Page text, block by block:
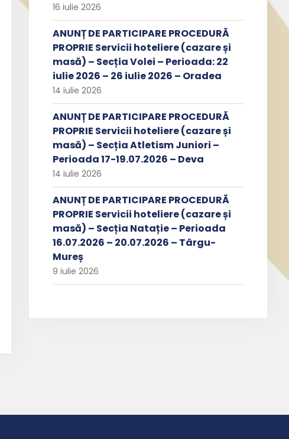
16 iulie 2026
ANUNȚ DE PARTICIPARE PROCEDURĂ
PROPRIE Servicii hoteliere (cazare și
masă) – Secția Volei – Perioada: 22
iulie 2026 – 26 iulie 2026 – Oradea
14 iulie 2026
ANUNȚ DE PARTICIPARE PROCEDURĂ
PROPRIE Servicii hoteliere (cazare și
masă) – Secția Atletism Juniori –
Perioada 17-19.07.2026 – Deva
14 iulie 2026
ANUNȚ DE PARTICIPARE PROCEDURĂ
PROPRIE Servicii hoteliere (cazare și
masă) – Secția Natație – Perioada
16.07.2026 – 20.07.2026 – Târgu-
Mureș
9 iulie 2026